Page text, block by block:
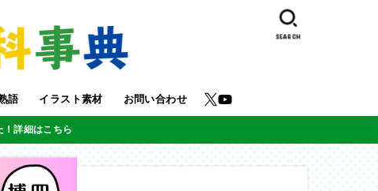
語 イラスト素材 お問い合わせ
SEARCH
！詳細はこちら